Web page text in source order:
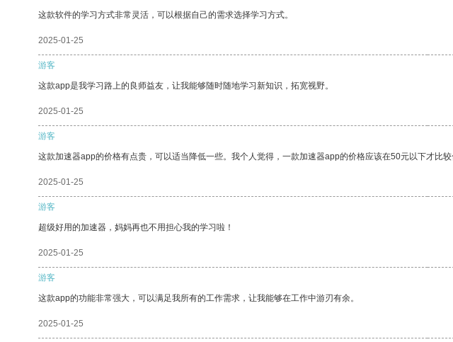
这款软件的学习方式非常灵活，可以根据自己的需求选择学习方式。
2025-01-25
游客
这款app是我学习路上的良师益友，让我能够随时随地学习新知识，拓宽视野。
2025-01-25
游客
这款加速器app的价格有点贵，可以适当降低一些。我个人觉得，一款加速器app的价格应该在50元以下才比较
2025-01-25
游客
超级好用的加速器，妈妈再也不用担心我的学习啦！
2025-01-25
游客
这款app的功能非常强大，可以满足我所有的工作需求，让我能够在工作中游刃有余。
2025-01-25